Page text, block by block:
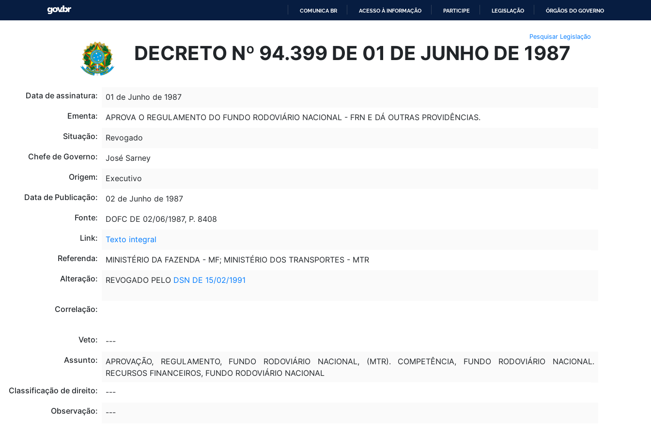
O
CONTEÚDO
COMUNICA BR ACESSO À INFORMAÇÃO PARTICIPE LEGISLAÇÃO ÓRGÃOS DO GOVERNO
Pesquisar Legislação
DECRETO Nº 94.399 DE 01 DE JUNHO DE 1987
Data de assinatura:
01 de Junho de 1987
Ementa:
APROVA O REGULAMENTO DO FUNDO RODOVIÁRIO NACIONAL - FRN E DÁ OUTRAS PROVIDÊNCIAS.
Situação:
Revogado
Chefe de Governo:
José Sarney
Origem:
Executivo
Data de Publicação:
02 de Junho de 1987
Fonte:
DOFC DE 02/06/1987, P. 8408
Link:
Texto integral
Referenda:
MINISTÉRIO DA FAZENDA - MF; MINISTÉRIO DOS TRANSPORTES - MTR
Alteração:
REVOGADO PELO DSN DE 15/02/1991
Correlação:
Veto:
---
Assunto:
APROVAÇÃO, REGULAMENTO, FUNDO RODOVIÁRIO NACIONAL, (MTR). COMPETÊNCIA, FUNDO RODOVIÁRIO NACIONAL.
RECURSOS FINANCEIROS, FUNDO RODOVIÁRIO NACIONAL
Classificação de direito:
---
Observação:
---